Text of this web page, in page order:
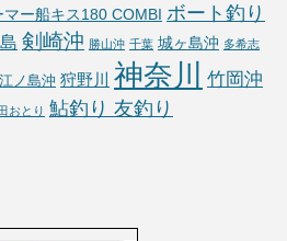
ー船キス180 COMBI ボート釣り
剣崎沖 勝山沖 千葉 城ヶ島沖 多希志
江ノ島沖 狩野川 神奈川
竹岡沖
おとり 鮎釣り 友釣り